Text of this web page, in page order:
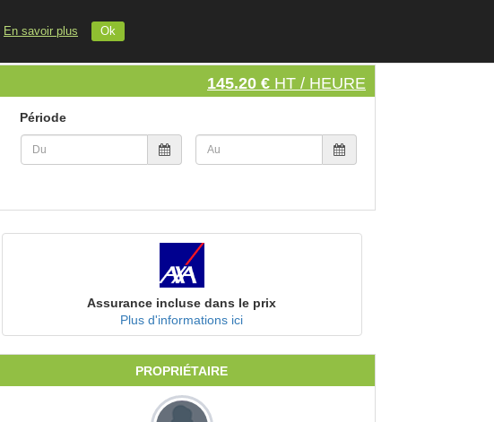
INSCRIVEZ VOTRE MATERIEL
En savoir plus Ok
145.20 € HT / HEURE
Période
Assurance incluse dans le prix
Plus d'informations ici
PROPRIÉTAIRE